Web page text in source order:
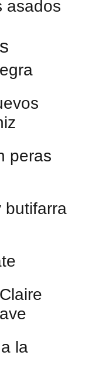
asados
peras
butifarra
la